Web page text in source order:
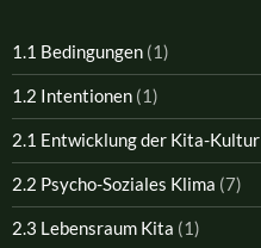
1.1 Bedingungen (1)
1.2 Intentionen (1)
2.1 Entwicklung der Kita-Kultur
2.2 Psycho-Soziales Klima (7)
2.3 Lebensraum Kita (1)